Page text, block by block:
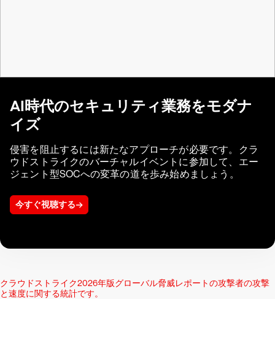
AI時代のセキュリティ業務をモダナ
イズ
侵害を阻止するには新たなアプローチが必要です。クラ
ウドストライクのバーチャルイベントに参加して、エー
ジェント型SOCへの変革の道を歩み始めましょう。
今すぐ視聴する
クラウドストライク2026年版グローバル脅威レポートの攻撃者の攻撃
と速度に関する統計です。